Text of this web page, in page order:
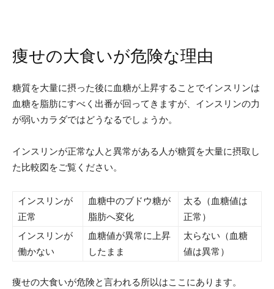
痩せの大食いが危険な理由
糖質を大量に摂った後に血糖が上昇することでインスリンは
血糖を脂肪にすべく出番が回ってきますが、インスリンの力
が弱いカラダではどうなるでしょうか。
インスリンが正常な人と異常がある人が糖質を大量に摂取し
た比較図をご覧ください。
インスリンが
正常
血糖中のブドウ糖が
脂肪へ変化
太る（血糖値は
正常）
インスリンが
働かない
血糖値が異常に上昇
したまま
太らない（血糖
値は異常）
痩せの大食いが危険と言われる所以はここにあります。